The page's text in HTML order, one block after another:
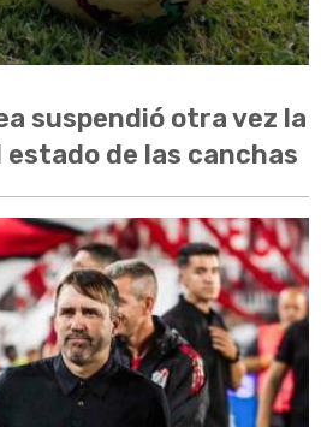
suspendió otra vez la
de las canchas